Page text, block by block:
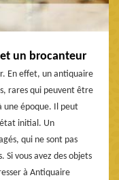
un brocanteur
En effet, un antiquaire
rares qui peuvent être
une époque. Il peut
initial. Un
qui ne sont pas
Si vous avez des objets
à Antiquaire